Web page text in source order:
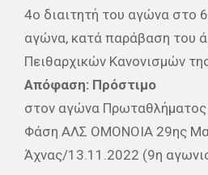
4ο διαιτητή του αγώνα στο
αγώνα, κατά παράβαση του
Πειθαρχικών Κανονισμών
Απόφαση: Πρόστιμο
στον αγώνα Πρωταθλήματος
Φάση ΑΛΣ ΟΜΟΝΟΙΑ 29ης
Άχνας/13.11.2022 (9η